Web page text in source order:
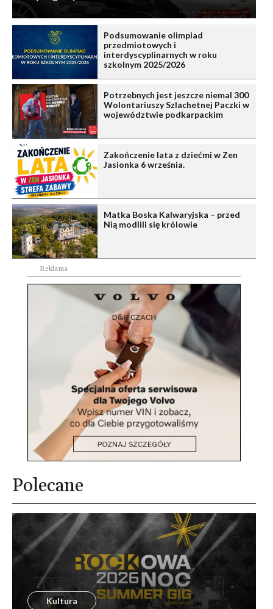
Podsumowanie olimpiad
przedmiotowych i
interdyscyplinarnych w roku
szkolnym 2025/2026
Potrzebnych jest jeszcze niemal 300
Wolontariuszy Szlachetnej Paczki w
województwie podkarpackim
Zakończenie lata z dziećmi w Zen
Jasionka 6 września.
Matka Boska Kalwaryjska – przed
Nią modlili się królowie
Reklama
Polecane
Kultura